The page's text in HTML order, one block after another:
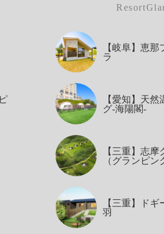
【岐阜】恵
ラ
【愛知】天
グ-海陽閣-
【三重】志
（グランピン
【三重】ド
羽